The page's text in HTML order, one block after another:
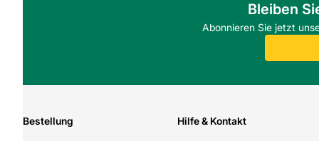
Bleiben
Abonnieren Sie jetzt
Bestellung Hilfe & Kontakt